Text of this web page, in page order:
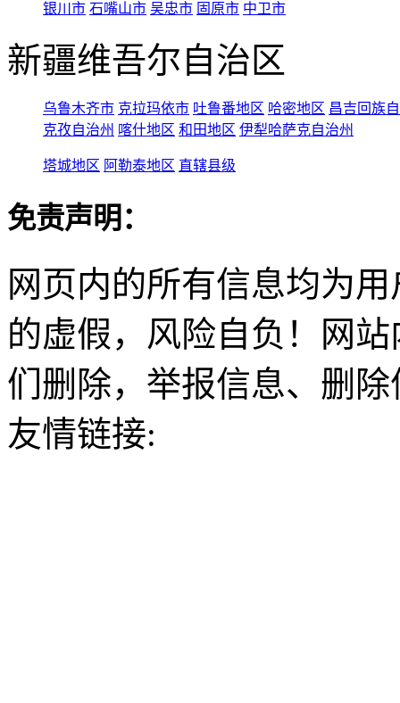
银川市 石嘴山市 吴忠市 固原市 中卫市
新疆维吾尔自治区
乌鲁木齐市 克拉玛依市 吐鲁番地区 哈密地区 昌吉回族
克孜自治州 喀什地区 和田地区 伊犁哈萨克自治州
塔城地区 阿勒泰地区 直辖县级
免责声明：
网页内的所有信息均为
的虚假，风险自负！网
们删除，举报信息、删
友情链接: